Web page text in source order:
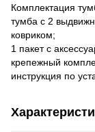
Комплектация
тумба с 2
ковриком;
1 пакет с
крепежный
инструкция по